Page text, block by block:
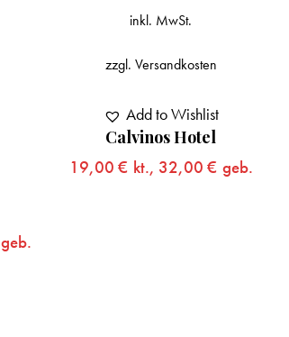
geb.
Calvinos Hotel
19,00 € kt., 32,00 € geb.
inkl. MwSt.
zzgl. Versandkosten
Add to Wishlist